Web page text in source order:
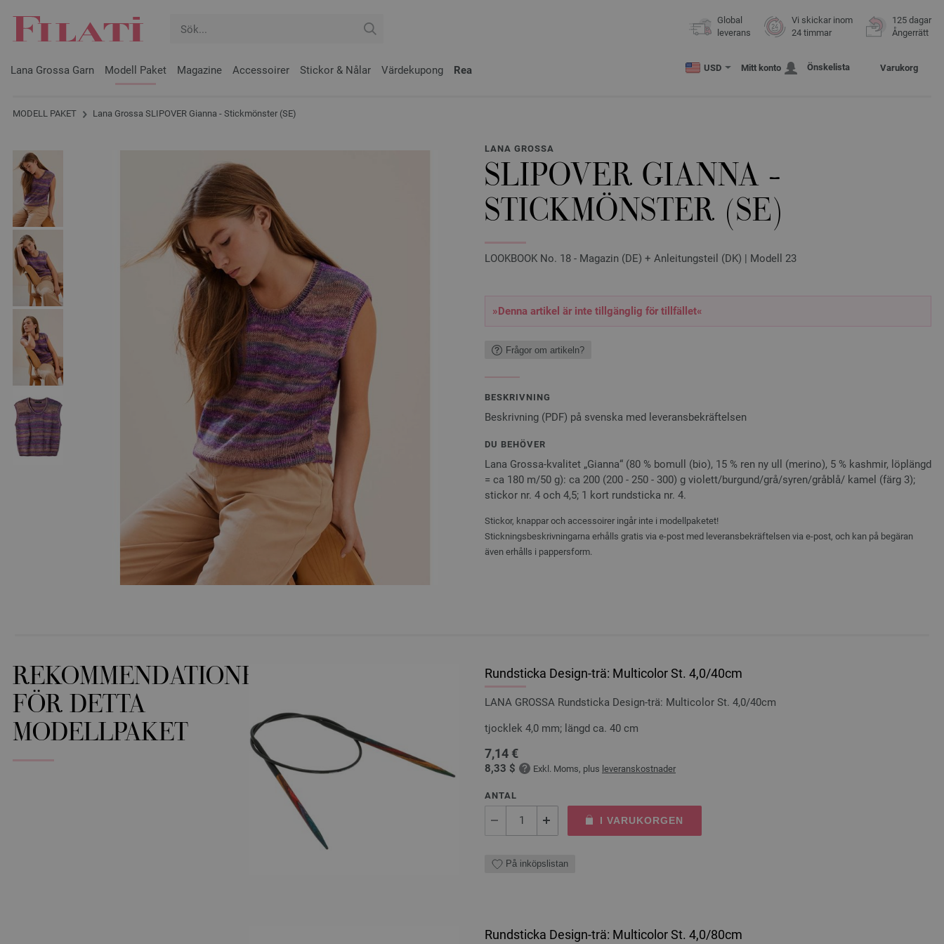
Global
leverans
Vi skickar inom
24 timmar
125 dagar
Ångerrätt
Lana Grossa Garn Modell Paket Magazine Accessoirer Stickor & Nålar Värdekupong Rea USD Mitt konto Önskelista Varukorg
MODELL PAKET Lana Grossa SLIPOVER Gianna - Stickmönster (SE)
LANA GROSSA
SLIPOVER GIANNA -
STICKMÖNSTER (SE)
LOOKBOOK No. 18 - Magazin (DE) + Anleitungsteil (DK) | Modell 23
»Denna artikel är inte tillgänglig för tillfället«
Frågor om artikeln?
BESKRIVNING
Beskrivning (PDF) på svenska med leveransbekräftelsen
DU BEHÖVER
Lana Grossa-kvalitet „Gianna“ (80 % bomull (bio), 15 % ren ny ull (merino), 5 % kashmir, löplängd
= ca 180 m/50 g): ca 200 (200 - 250 - 300) g violett/burgund/grå/syren/gråblå/ kamel (färg 3);
stickor nr. 4 och 4,5; 1 kort rundsticka nr. 4.
Stickor, knappar och accessoirer ingår inte i modellpaketet!
Stickningsbeskrivningarna erhålls gratis via e-post med leveransbekräftelsen via e-post, och kan på begäran
även erhålls i pappersform.
REKOMMENDATIONER
FÖR DETTA
MODELLPAKET
Rundsticka Design-trä: Multicolor St. 4,0/40cm
LANA GROSSA Rundsticka Design-trä: Multicolor St. 4,0/40cm
tjocklek 4,0 mm; längd ca. 40 cm
7,14 €
8,33 $ Exkl. Moms, plus leveranskostnader
ANTAL
I VARUKORGEN
På inköpslistan
Rundsticka Design-trä: Multicolor St. 4,0/80cm